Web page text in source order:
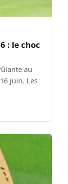
: le choc
au
juin. Les